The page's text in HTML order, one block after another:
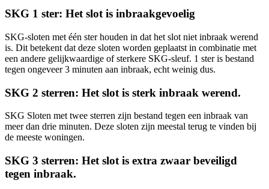
SKG 1 ster: Het slot is inbraakgevoelig
SKG-sloten met één ster houden in dat het slot niet inbraak werend
is. Dit betekent dat deze sloten worden geplaatst in combinatie met
een andere gelijkwaardige of sterkere SKG-sleuf. 1 ster is bestand
tegen ongeveer 3 minuten aan inbraak, echt weinig dus.
SKG 2 sterren: Het slot is sterk inbraak werend.
SKG Sloten met twee sterren zijn bestand tegen een inbraak van
meer dan drie minuten. Deze sloten zijn meestal terug te vinden bij
de meeste woningen.
SKG 3 sterren: Het slot is extra zwaar beveiligd
tegen inbraak.